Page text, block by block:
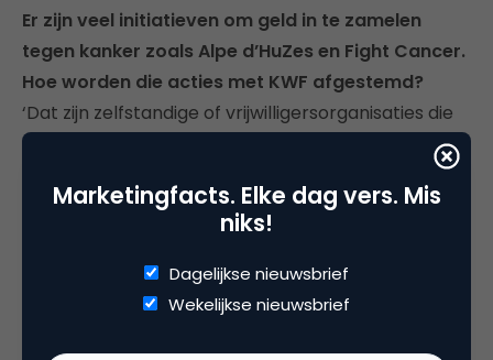
Er zijn veel initiatieven om geld in te zamelen
tegen kanker zoals Alpe d’HuZes en Fight Cancer.
Hoe worden die acties met KWF afgestemd?
‘Dat zijn zelfstandige of vrijwilligersorganisaties die
op hun manier geld inzamelen en met hen maken
we afspraken over de besteding van het geld. Wij
kijken wat er nodig is en waar, wij zorgen voor
toekenning en monitoring van de meest
impactvolle onderzoeksprojecten. Mooie
initiatieven waar we uiteraard heel dankbaar voor
Marketingfacts. Elke dag vers. Mis
niks!
Dagelijkse nieuwsbrief
Wekelijkse nieuwsbrief